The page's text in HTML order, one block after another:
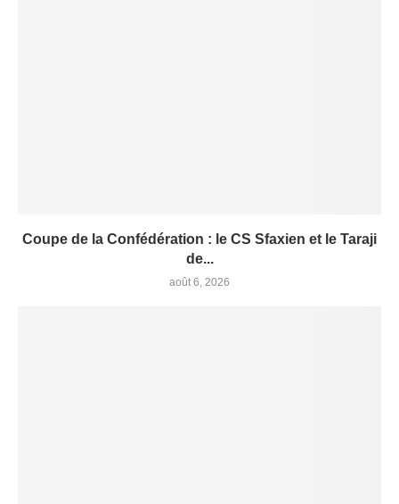
Coupe de la Confédération : le CS Sfaxien et le Taraji
de...
août 6, 2026